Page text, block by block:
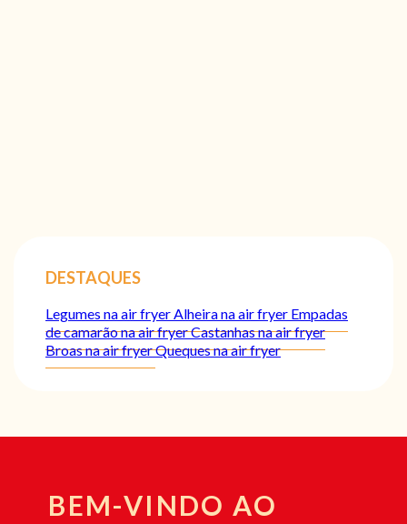
DESTAQUES
Legumes na air fryerAlheira na air fryer Empadas
de camarão na air fryerCastanhas na air fryer
Broas na air fryerQueques na air fryer
BEM-VINDO AO